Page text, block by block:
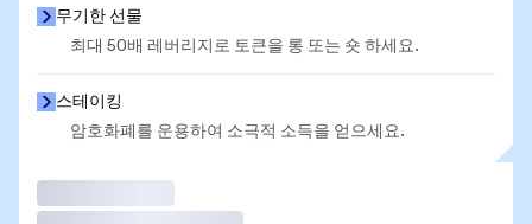
무기한 선물
최대 50배 레버리지로 토큰을 롱 또는 숏 하세요.
스테이킹
암호화폐를 운용하여 소극적 소득을 얻으세요.